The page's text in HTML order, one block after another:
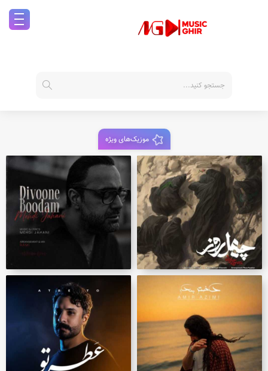
موزیک‌های ویژه